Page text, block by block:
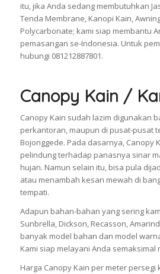
itu, jika Anda sedang membutuhkan
Tenda Membrane, Kanopi Kain,
Polycarbonate; kami siap membantu
pemasangan se-Indonesia. Untuk
hubungi 081212887801.
Canopy Kain /
Canopy Kain sudah lazim digunakan
perkantoran, maupun di pusat-pusat
Bojonggede. Pada dasarnya, Canopy
pelindung terhadap panasnya sinar
hujan. Namun selain itu, bisa pula
atau menambah kesan mewah di
tempati.
Adapun bahan-bahan yang sering
Sunbrella, Dickson, Recasson,
banyak model bahan dan model
Kami siap melayani Anda semaksimal
Harga Canopy Kain per meter